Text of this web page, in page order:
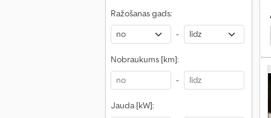
Ražošanas gads:
-
Nobraukums [km]:
-
Jauda [kW]:
Standarta Vilcēja Vienība Daf Pilnīgs Vilciens